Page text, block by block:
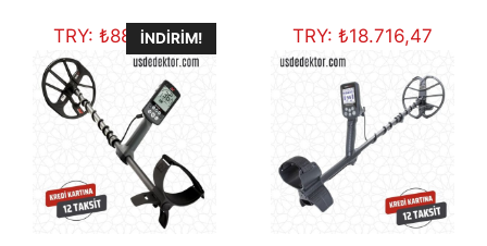
TRY: ₺88.642,51
İNDIRIM! TRY: ₺18.716,47